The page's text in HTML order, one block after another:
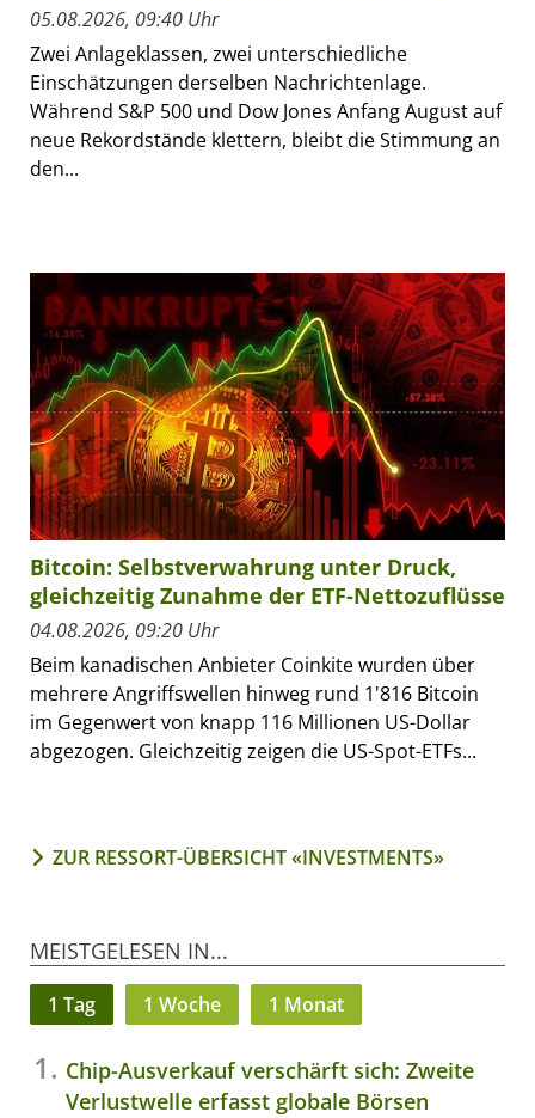
05.08.2026, 09:40 Uhr
Zwei Anlageklassen, zwei unterschiedliche
Einschätzungen derselben Nachrichtenlage.
Während S&P 500 und Dow Jones Anfang August auf
neue Rekordstände klettern, bleibt die Stimmung an
den...
Bitcoin: Selbstverwahrung unter Druck,
gleichzeitig Zunahme der ETF-Nettozuflüsse
04.08.2026, 09:20 Uhr
Beim kanadischen Anbieter Coinkite wurden über
mehrere Angriffswellen hinweg rund 1'816 Bitcoin
im Gegenwert von knapp 116 Millionen US-Dollar
abgezogen. Gleichzeitig zeigen die US-Spot-ETFs...
ZUR RESSORT-ÜBERSICHT «INVESTMENTS»
MEISTGELESEN IN...
1 Tag 1 Woche 1 Monat
Chip-Ausverkauf verschärft sich: Zweite
Verlustwelle erfasst globale Börsen